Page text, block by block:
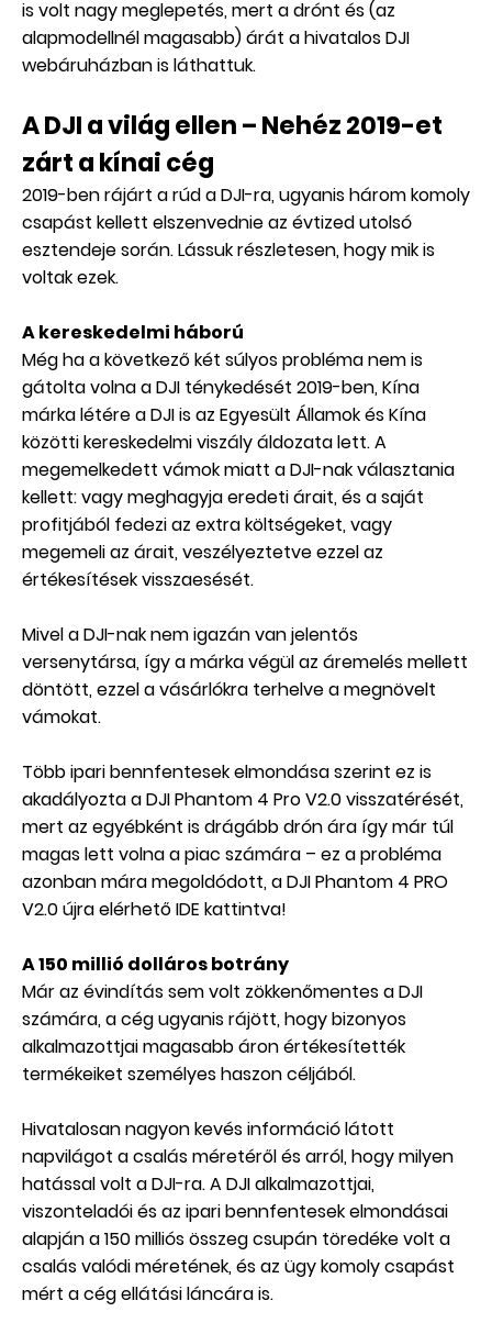
is volt nagy meglepetés, mert a drónt és (az
alapmodellnél magasabb) árát a hivatalos DJI
webáruházban is láthattuk.
A DJI a világ ellen – Nehéz 2019-et
zárt a kínai cég
2019-ben rájárt a rúd a DJI-ra, ugyanis három komoly
csapást kellett elszenvednie az évtized utolsó
esztendeje során. Lássuk részletesen, hogy mik is
voltak ezek.
A kereskedelmi háború
Még ha a következő két súlyos probléma nem is
gátolta volna a DJI ténykedését 2019-ben, Kína
márka létére a DJI is az Egyesült Államok és Kína
közötti kereskedelmi viszály áldozata lett. A
megemelkedett vámok miatt a DJI-nak választania
kellett: vagy meghagyja eredeti árait, és a saját
profitjából fedezi az extra költségeket, vagy
megemeli az árait, veszélyeztetve ezzel az
értékesítések visszaesését.
Mivel a DJI-nak nem igazán van jelentős
versenytársa, így a márka végül az áremelés mellett
döntött, ezzel a vásárlókra terhelve a megnövelt
vámokat.
Több ipari bennfentesek elmondása szerint ez is
akadályozta a DJI Phantom 4 Pro V2.0 visszatérését,
mert az egyébként is drágább drón ára így már túl
magas lett volna a piac számára – ez a probléma
azonban mára megoldódott, aDJI Phantom 4 PRO
V2.0 újra elérhető IDE kattintva!
A 150 millió dolláros botrány
Már az évindítás sem volt zökkenőmentes a DJI
számára, a cég ugyanis rájött, hogy bizonyos
alkalmazottjai magasabb áron értékesítették
termékeiket személyes haszon céljából.
Hivatalosan nagyon kevés információ látott
napvilágot a csalás méretéről és arról, hogy milyen
hatással volt a DJI-ra. A DJI alkalmazottjai,
viszonteladói és az ipari bennfentesek elmondásai
alapján a 150 milliós összeg csupán töredéke volt a
csalás valódi méretének, és az ügy komoly csapást
mért a cég ellátási láncára is.